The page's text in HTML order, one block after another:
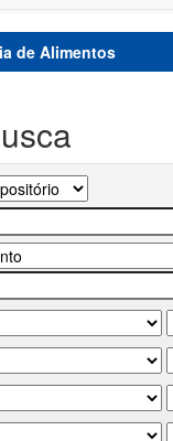
de Alimentos